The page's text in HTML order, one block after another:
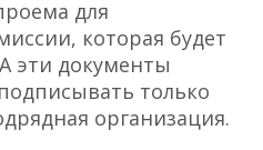
для
которая будет
эти документы
только
организация.